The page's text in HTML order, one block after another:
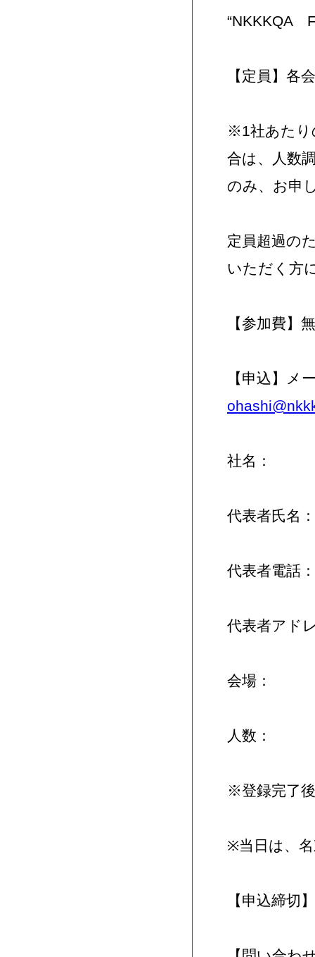
“NKKKQA
【定員】各
※1社あたり
合は、人数
のみ、お申
定員超過の
いただく方
【参加費】
【申込】メ
社名：
代表者氏名：
代表者電話：
代表者アド
会場：
人数：
※登録完了
※当日は、
【申込締切